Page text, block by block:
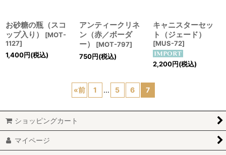
お砂糖の瓶（スコ
ップ入り）
[MOT-
1127]
1,400円(税込)
アンティークリネ
ン（赤／ボーダ
ー）
[MOT-797]
750円(税込)
キャニスターセッ
ト（ジェード）
[MUS-72]
2,200円(税込)
«前 1 ... 5 6 7
ショッピングカート
マイページ